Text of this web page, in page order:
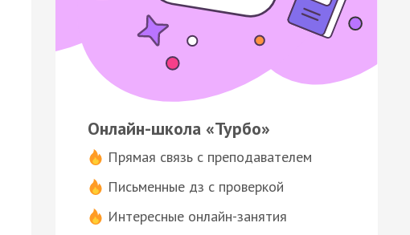
Онлайн-школа «Турбо»
Прямая связь с преподавателем
Письменные дз с проверкой
Интересные онлайн-занятия